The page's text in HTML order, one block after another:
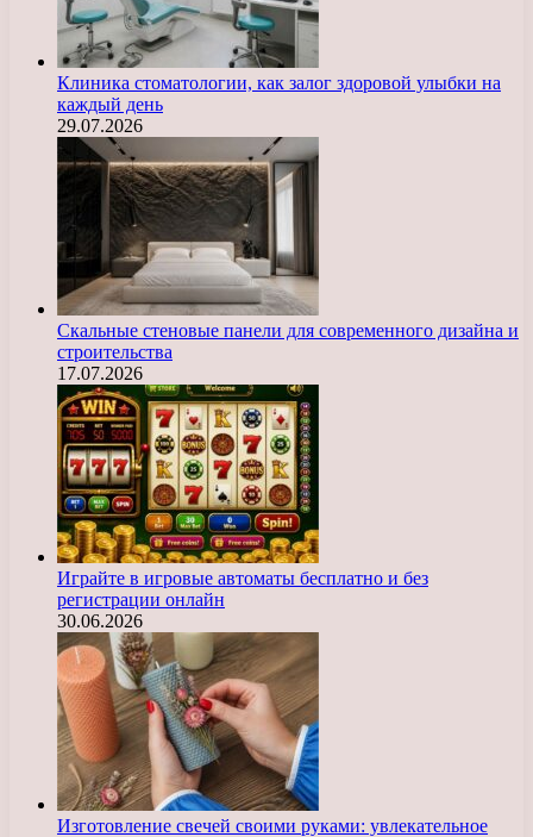
Клиника стоматологии, как залог здоровой улыбки на
каждый день
29.07.2026
Скальные стеновые панели для современного дизайна и
строительства
17.07.2026
Играйте в игровые автоматы бесплатно и без
регистрации онлайн
30.06.2026
Изготовление свечей своими руками: увлекательное